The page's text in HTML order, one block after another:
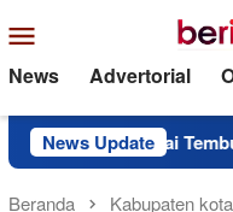
ke
kontenMobile
News Advertorial
News Update
Tembus 82 Persen,
Beranda Kabupaten kota